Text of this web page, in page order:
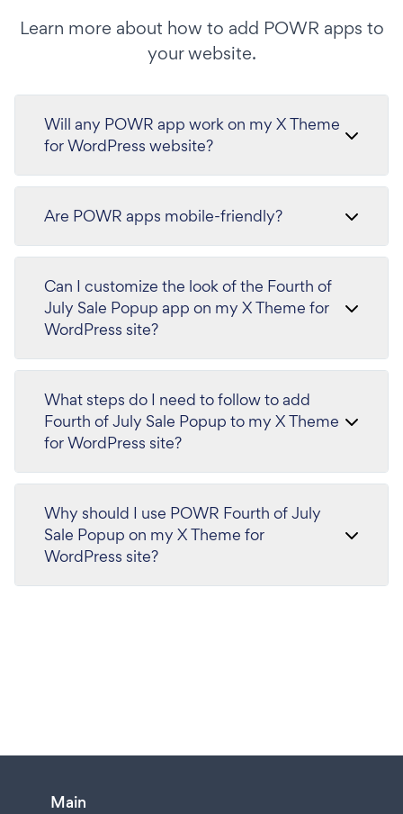
Learn more about how to add POWR apps to
your website.
Will any POWR app work on my X Theme
for WordPress website?
Are POWR apps mobile-friendly?
Can I customize the look of the Fourth of
July Sale Popup app on my X Theme for
WordPress site?
What steps do I need to follow to add
Fourth of July Sale Popup to my X Theme
for WordPress site?
Why should I use POWR Fourth of July
Sale Popup on my X Theme for
WordPress site?
Main